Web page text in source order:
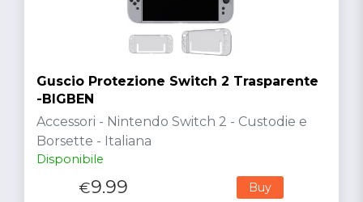
Guscio Protezione Switch 2 Trasparente
-BIGBEN
Accessori - Nintendo Switch 2 - Custodie e
Borsette - Italiana
Disponibile
€9.99 Buy